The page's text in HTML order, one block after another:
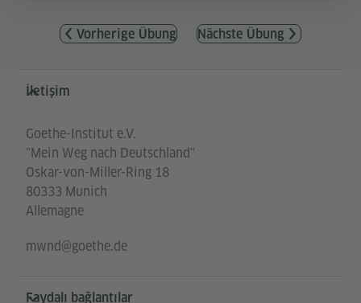
Vorherige Übung Nächste Übung
Service- und Informationsbereich
İletişim
Goethe-Institut e.V.
"Mein Weg nach Deutschland"
Oskar-von-Miller-Ring 18
80333 Munich
Allemagne
mwnd@goethe.de
Faydalı bağlantılar